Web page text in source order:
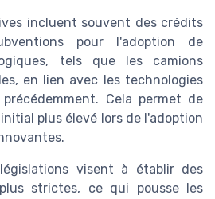
incluent souvent des crédits
pour l'adoption de
tels que les camions
en lien avec les technologies
Cela permet de
plus élevé lors de l'adoption
visent à établir des
strictes, ce qui pousse les